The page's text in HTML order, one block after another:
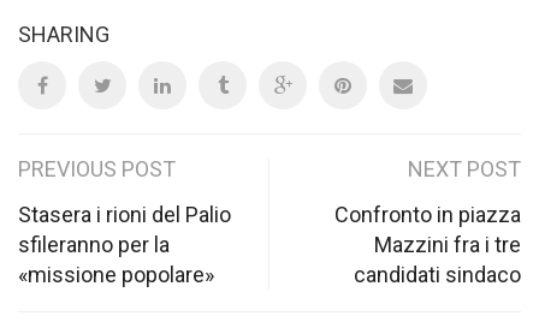
SHARING
Post
navigation
PREVIOUS POST
Stasera i rioni del Palio
sfileranno per la
«missione popolare»
NEXT POST
Confronto in piazza
Mazzini fra i tre
candidati sindaco